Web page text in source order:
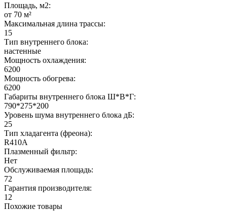
Площадь, м2:
от 70 м²
Максимальная длина трассы:
15
Тип внутреннего блока:
настенные
Мощность охлаждения:
6200
Мощность обогрева:
6200
Габариты внутреннего блока Ш*В*Г:
790*275*200
Уровень шума внутреннего блока дБ:
25
Тип хладагента (фреона):
R410A
Плазменный фильтр:
Нет
Обслуживаемая площадь:
72
Гарантия производителя:
12
Похожие товары